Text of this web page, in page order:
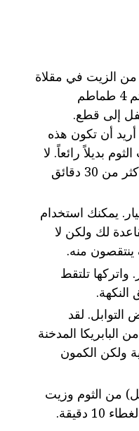
جيدة (1-2 السل) من الزيت في مقلاة
ذات قاع ثقيل. في هذه الأثناء, ختم 4 طماطم
إلى قطع.
أن تكون هذه
بديلاً رائعاً. لا
تستخدم البصل إلا إذا كان لديك أكثر من 30 دقائق
يمكنك استخدام
لك ولكن لا
منه.
واتركها تلتقط
لقد
المدخنة
ولكن الكمون
سبيكة أخرى (1السل) من الثوم وزيت
الأعشاب واتركيه حتى يغلي مع الغطاء 10 دقيقة.